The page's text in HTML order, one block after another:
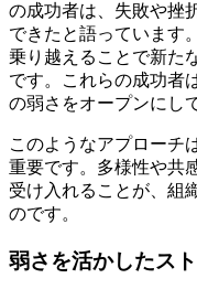
の成功者は、失敗や挫
できたと語っています
乗り越えることで新た
です。これらの成功者
の弱さをオープンにし
このようなアプローチ
重要です。多様性や共
受け入れることが、組
のです。
弱さを活かしたス